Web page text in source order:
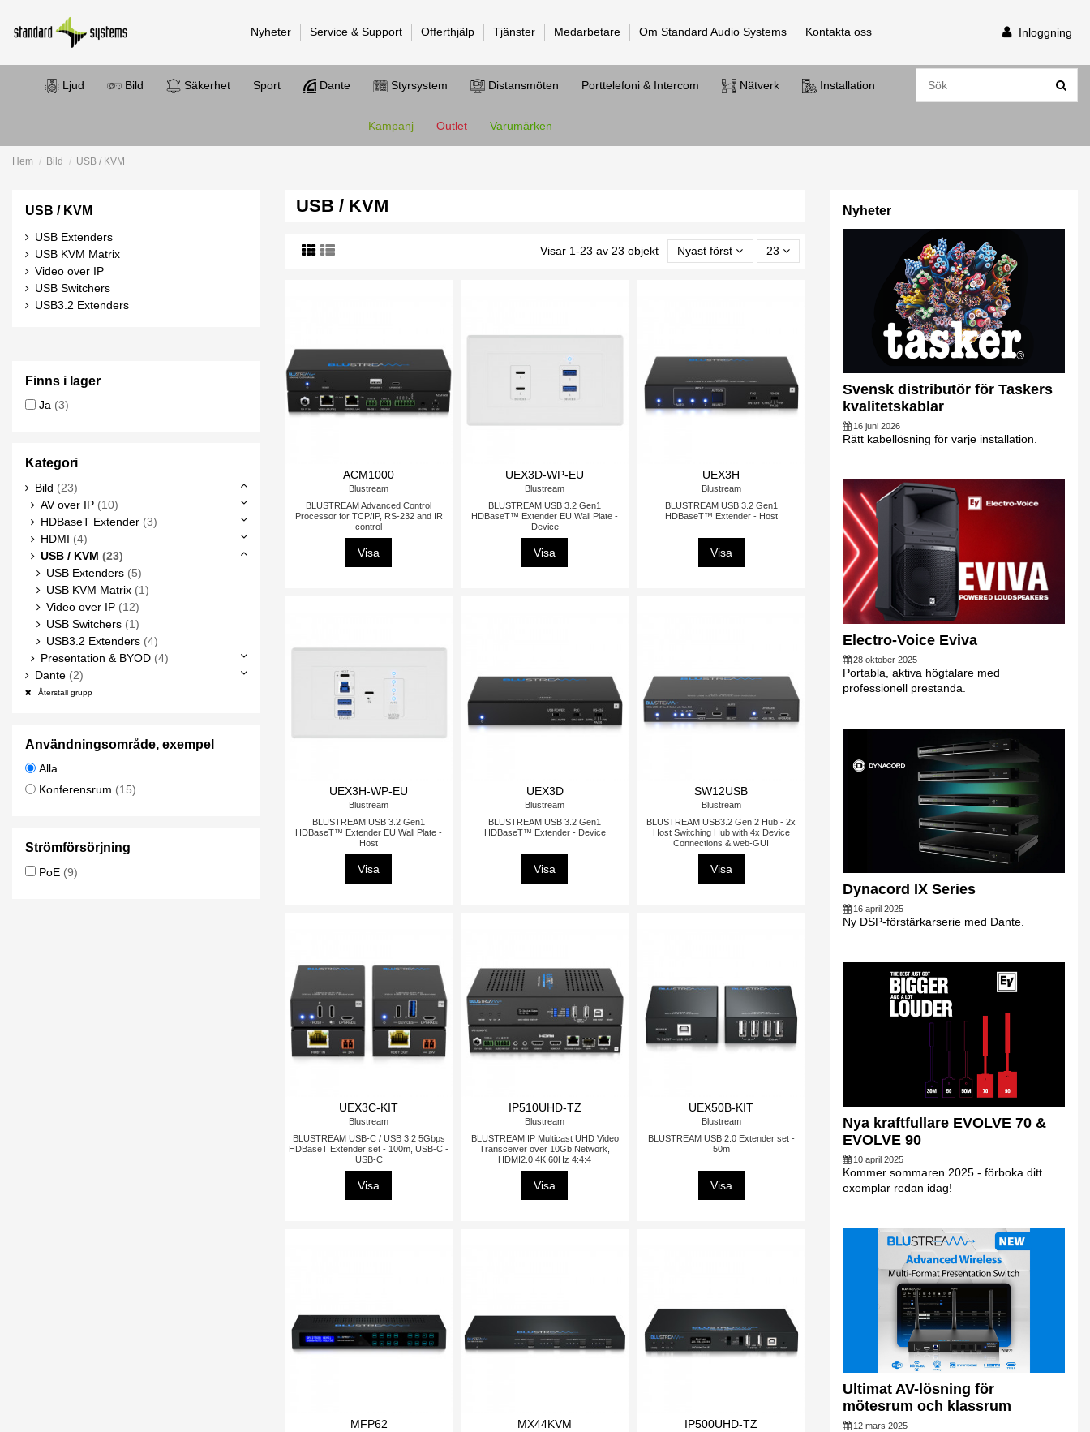
Nyheter Service & Support Offerthjälp Tjänster Medarbetare Om Standard Audio Systems Kontakta oss Inloggning
Ljud Bild Säkerhet Sport Dante Styrsystem Distansmöten Porttelefoni & Intercom Nätverk Installation
Kampanj Outlet Varumärken
Hem Bild USB / KVM
USB / KVM
Visar 1-23 av 23 objekt Nyast först 23
ACM1000
Blustream
BLUSTREAM Advanced Control
Processor for TCP/IP, RS-232 and IR
control
Visa
UEX3D-WP-EU
Blustream
BLUSTREAM USB 3.2 Gen1
HDBaseT™ Extender EU Wall Plate -
Device
Visa
UEX3H
Blustream
BLUSTREAM USB 3.2 Gen1
HDBaseT™ Extender - Host
Visa
UEX3H-WP-EU
Blustream
BLUSTREAM USB 3.2 Gen1
HDBaseT™ Extender EU Wall Plate -
Host
Visa
UEX3D
Blustream
BLUSTREAM USB 3.2 Gen1
HDBaseT™ Extender - Device
Visa
SW12USB
Blustream
BLUSTREAM USB3.2 Gen 2 Hub - 2x
Host Switching Hub with 4x Device
Connections & web-GUI
Visa
UEX3C-KIT
Blustream
BLUSTREAM USB-C / USB 3.2 5Gbps
HDBaseT Extender set - 100m, USB-C -
USB-C
Visa
IP510UHD-TZ
Blustream
BLUSTREAM IP Multicast UHD Video
Transceiver over 10Gb Network,
HDMI2.0 4K 60Hz 4:4:4
Visa
UEX50B-KIT
Blustream
BLUSTREAM USB 2.0 Extender set -
50m
Visa
MFP62 MX44KVM IP500UHD-TZ
USB / KVM
USB Extenders
USB KVM Matrix
Video over IP
USB Switchers
USB3.2 Extenders
Finns i lager
Ja (3)
Kategori
Bild (23)
AV over IP (10)
HDBaseT Extender (3)
HDMI (4)
USB / KVM (23)
USB Extenders (5)
USB KVM Matrix (1)
Video over IP (12)
USB Switchers (1)
USB3.2 Extenders (4)
Presentation & BYOD (4)
Dante (2)
Återställ grupp
Användningsområde, exempel
Alla
Konferensrum (15)
Strömförsörjning
PoE (9)
Nyheter
Svensk distributör för Taskers
kvalitetskablar
16 juni 2026
Rätt kabellösning för varje installation.
Electro-Voice Eviva
28 oktober 2025
Portabla, aktiva högtalare med
professionell prestanda.
Dynacord IX Series
16 april 2025
Ny DSP-förstärkarserie med Dante.
Nya kraftfullare EVOLVE 70 &
EVOLVE 90
10 april 2025
Kommer sommaren 2025 - förboka ditt
exemplar redan idag!
Ultimat AV-lösning för
mötesrum och klassrum
12 mars 2025